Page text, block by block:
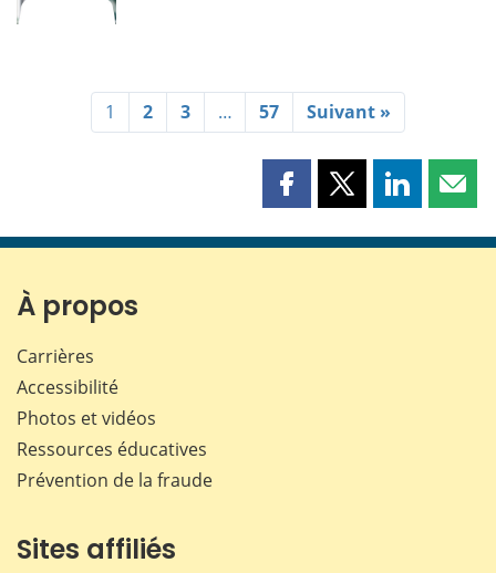
1 2 3 … 57 Suivant »
Partager
page
Partager
page
Partager
page page
À propos
Carrières
Accessibilité
Photos et vidéos
Ressources éducatives
Prévention de la fraude
Sites affiliés